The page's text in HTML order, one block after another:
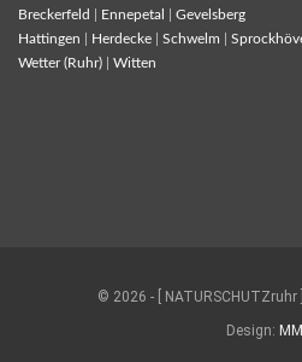
Breckerfeld
Ennepetal
Gevelsberg
Hattingen
Herdecke Schwelm
Wetter (Ruhr)
Witten
© 2026 - [ NATURSCHUTZruhr
Design: